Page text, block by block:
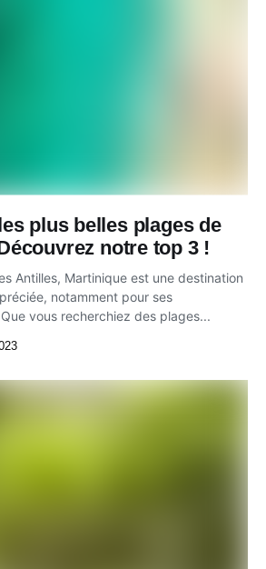
plus belles plages de
notre top 3 !
Antilles, Martinique est une destination
notamment pour ses
vous recherchiez des plages...